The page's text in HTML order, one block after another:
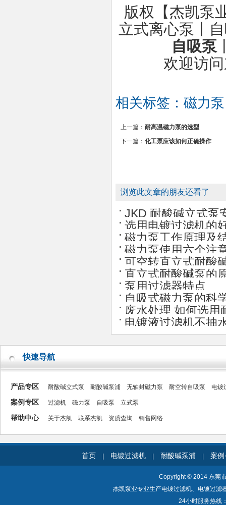
版权【杰凯泵
立式离心泵丨
自吸泵
欢迎访
相关标签： 磁力泵
上一篇： 耐高温磁力泵的选型
下一篇： 化工泵应该如何正确操作
浏览此文章的朋友还看了
JKD 耐酸碱立式泵
选用电镀过滤机的
磁力泵工作原理及
磁力泵使用六个注
可空转直立式耐酸
直立式耐酸碱泵的
泵用过滤器特点
自吸式磁力泵的科
废水处理 如何选用
电镀液过滤机不抽
快速导航
产品专区 耐酸碱立式泵 耐酸碱泵浦 无轴封磁力泵 耐空转自吸泵 电镀
案例专区 过滤机 磁力泵 自吸泵 立式泵
帮助中心 关于杰凯 联系杰凯 资质查询 销售网络
首页 电镀过滤机 耐酸碱泵浦 案例
Copyright © 2014 东莞
杰凯泵业专业生产电镀过滤机、电镀过滤
24小时服务热线